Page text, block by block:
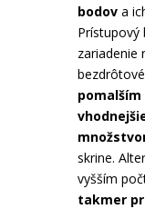
bodova
zariadenie
pomalším
skrine.
vyšším
takmer